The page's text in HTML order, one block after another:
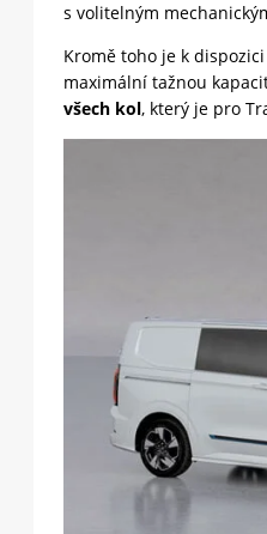
s volitelným
Kromě toho je k
maximální tažnou
všech kol, který je pro